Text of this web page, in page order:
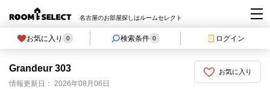
名古屋のお部屋探しはルームセレクト
お気に入り 0 検索条件 0 ログイン
お気に入り
Grandeur 303
情報更新日： 2026年08月06日